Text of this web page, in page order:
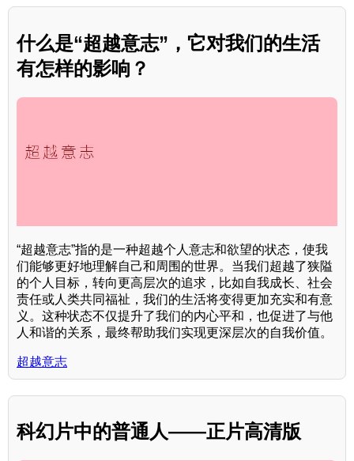
什么是“超越意志”，它对我们的生活
有怎样的影响？
“超越意志”指的是一种超越个人意志和欲望的状态，使我
们能够更好地理解自己和周围的世界。当我们超越了狭隘
的个人目标，转向更高层次的追求，比如自我成长、社会
责任或人类共同福祉，我们的生活将变得更加充实和有意
义。这种状态不仅提升了我们的内心平和，也促进了与他
人和谐的关系，最终帮助我们实现更深层次的自我价值。
超越意志
科幻片中的普通人——正片高清版